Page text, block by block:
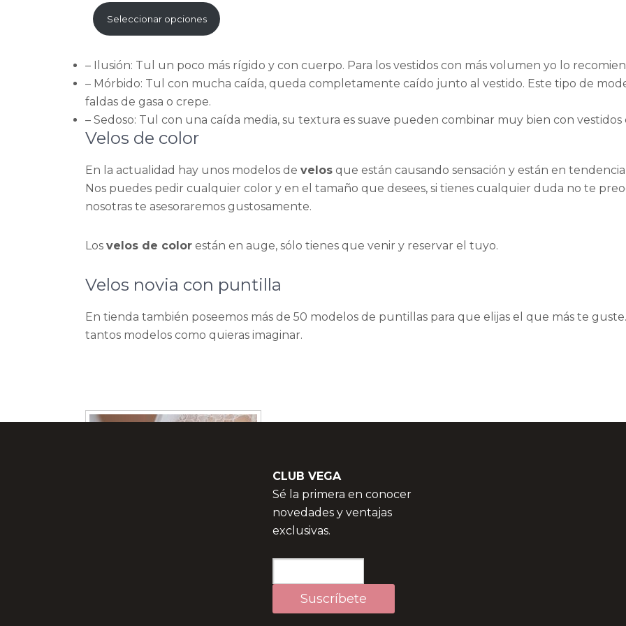
precios:
55,00 €
hasta
80,00 €
Seleccionar opciones
– Ilusión: Tul un poco más rígido y con cuerpo. Para los vestidos con más volumen yo lo
– Mórbido: Tul con mucha caída, queda completamente caído junto al vestido. Este tipo de
faldas de gasa o crepe.
– Sedoso: Tul con una caída media, su textura es suave pueden combinar muy bien con
Velos de color
En la actualidad hay unos modelos de velos que están causando sensación y están en
Nos puedes pedir cualquier color y en el tamaño que desees, si tienes cualquier duda no te
nosotras te asesoraremos gustosamente.
Los velos de color están en auge, sólo tienes que venir y reservar el tuyo.
Velos novia con puntilla
En tienda también poseemos más de 50 modelos de puntillas para que elijas el que más te
tantos modelos como quieras imaginar.
CLUB VEGA
Sé la primera en conocer
novedades y ventajas
exclusivas.